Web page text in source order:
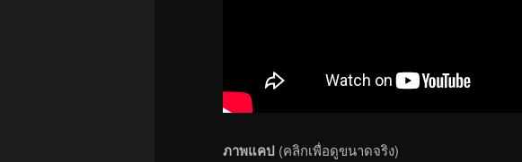
ภาพแคป (คลิกเพื่อดูขนาดจริง)